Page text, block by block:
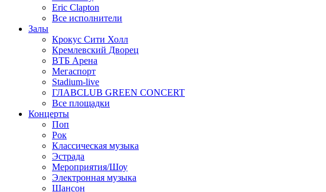
Eric Clapton
Все исполнители
Залы
Крокус Сити Холл
Кремлевский Дворец
ВТБ Арена
Мегаспорт
Stadium-live
ГЛАВCLUB GREEN CONCERT
Все площадки
Концерты
Поп
Рок
Классическая музыка
Эстрада
Мероприятия/Шоу
Электронная музыка
Шансон